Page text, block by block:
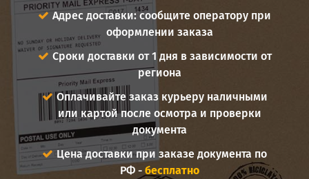
Адрес доставки: сообщите оператору при
оформлении заказа
Сроки доставки от 1 дня в зависимости от
региона
Оплачивайте заказ курьеру наличными
или картой после осмотра и проверки
документа
Цена доставки при заказе документа по
РФ -бесплатно